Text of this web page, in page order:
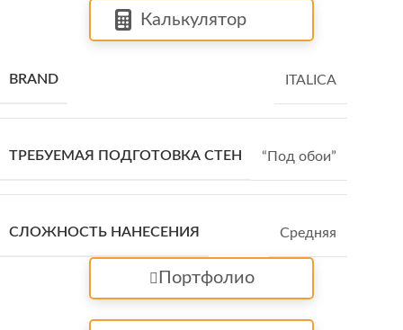
Калькулятор
BRAND ITALICA
ТРЕБУЕМАЯ ПОДГОТОВКА СТЕН “Под обои”
СЛОЖНОСТЬ НАНЕСЕНИЯ Средняя
Портфолио